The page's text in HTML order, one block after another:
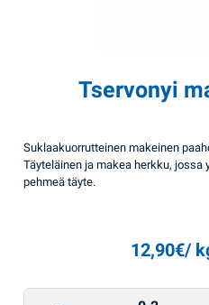
Tservonyi
Suklaakuorrutteinen makeinen
Täyteläinen ja makea herkku, jossa
pehmeä täyte.
12,90€/